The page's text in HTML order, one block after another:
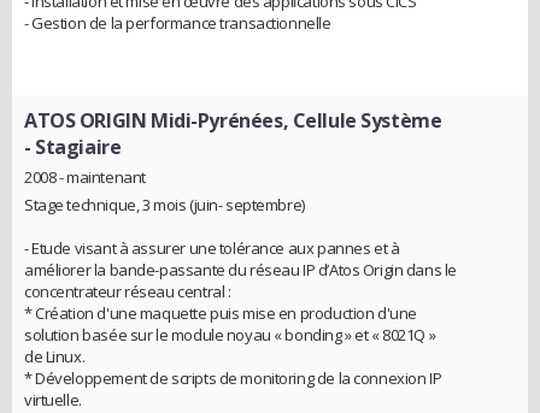
- Gestion de la performance transactionnelle
ATOS ORIGIN Midi-Pyrénées, Cellule Système
- Stagiaire
2008 - maintenant
Stage technique, 3 mois (juin- septembre)
- Etude visant à assurer une tolérance aux pannes et à
améliorer la bande-passante du réseau IP d’Atos Origin dans le
concentrateur réseau central :
* Création d'une maquette puis mise en production d'une
solution basée sur le module noyau « bonding » et « 8021Q »
de Linux.
* Développement de scripts de monitoring de la connexion IP
virtuelle.